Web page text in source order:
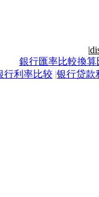
|
銀行匯率比較換算
行利率比较 |银行贷款